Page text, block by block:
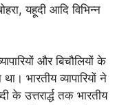
यहूदी आदि विभिन्न
और बिचौलियों के
भारतीय व्यापारियों ने
के उत्तरार्द्ध तक भारतीय